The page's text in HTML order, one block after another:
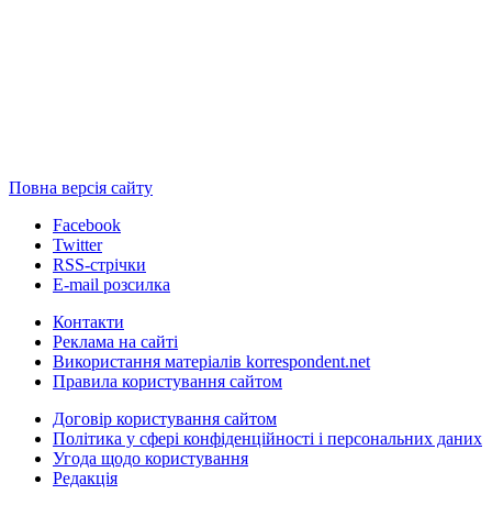
Повна версія сайту
Facebook
Twitter
RSS-стрічки
E-mail розсилка
Контакти
Реклама на сайті
Використання матеріалів korrespondent.net
Правила користування сайтом
Договір користування сайтом
Політика у сфері конфіденційності і персональних даних
Угода щодо користування
Редакція